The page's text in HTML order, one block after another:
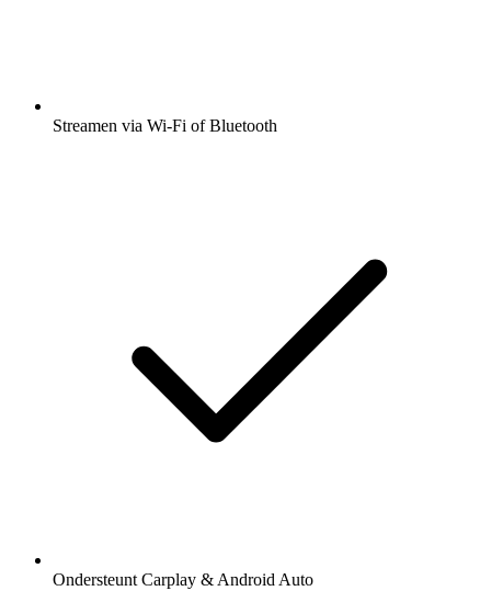
Streamen via Wi-Fi of Bluetooth
Ondersteunt Carplay & Android Auto